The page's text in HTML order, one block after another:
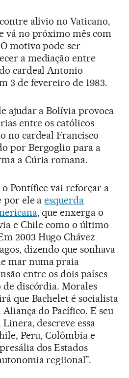
alívio no Vaticano,
vá no próximo mês com
motivo pode ser
a mediação entre
cardeal Antonio
3 de fevereiro de 1983.
ajudar a Bolívia provoca
entre os católicos
no cardeal Francisco
por Bergoglio para a
a Cúria romana.
Pontífice vai reforçar a
por ele aesquerda
, que enxerga o
e Chile como o último
2003 Hugo Chávez
dizendo que sonhava
mar numa praia
entre os dois países
discórdia. Morales
que Bachelet é socialista
do Pacífico. E seu
descreve essa
Peru, Colômbia e
dos Estados
regiional”.